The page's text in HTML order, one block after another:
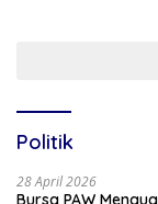
Politik
28 April 2026
Bursa PAW